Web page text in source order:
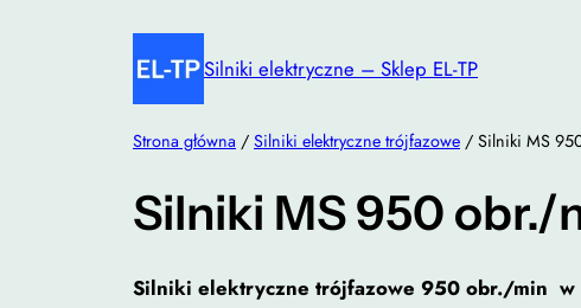
Silniki elektryczne – Sklep EL-TP
Strona główna / Silniki elektryczne trójfazowe / Silniki MS
Silniki MS 950 obr./
Silniki elektryczne trójfazowe 950 obr./min w